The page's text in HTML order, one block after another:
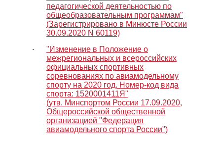
педагогической деятельностью по
общеобразовательным программам"
(Зарегистрировано в Минюсте России
30.09.2020 N 60119)
∙
"Изменение в Положение о
межрегиональных и всероссийских
официальных спортивных
соревнованиях по авиамодельному
спорту на 2020 год. Номер-код вида
спорта: 1520001411Я"
(утв. Минспортом России 17.09.2020,
Общероссийской общественной
организацией "Федерация
авиамодельного спорта России")